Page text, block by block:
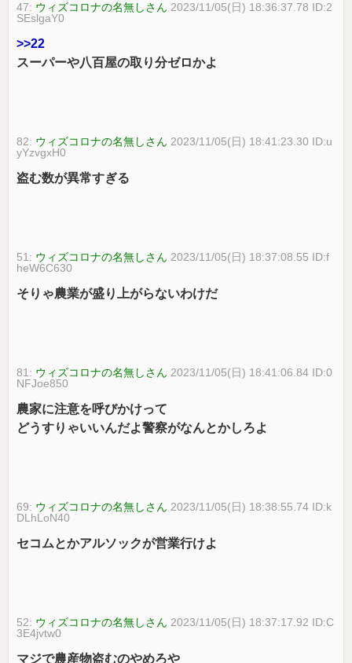
47: ウィズコロナの名無しさん 2023/11/05(日) 18:36:37.78 ID:2
SEslgaY0
>>22
スーパーや八百屋の取り分ゼロかよ
82: ウィズコロナの名無しさん 2023/11/05(日) 18:41:23.30 ID:u
yYzvgxH0
盗む数が異常すぎる
51: ウィズコロナの名無しさん 2023/11/05(日) 18:37:08.55 ID:f
heW6C630
そりゃ農業が盛り上がらないわけだ
81: ウィズコロナの名無しさん 2023/11/05(日) 18:41:06.84 ID:0
NFJoe850
農家に注意を呼びかけって
どうすりゃいいんだよ警察がなんとかしろよ
69: ウィズコロナの名無しさん 2023/11/05(日) 18:38:55.74 ID:k
DLhLoN40
セコムとかアルソックが営業行けよ
52: ウィズコロナの名無しさん 2023/11/05(日) 18:37:17.92 ID:C
3E4jvtw0
マジで農産物盗むのやめろや